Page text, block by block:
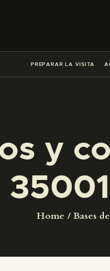
PREPARAR LA VISITA
y
Home Bases
█